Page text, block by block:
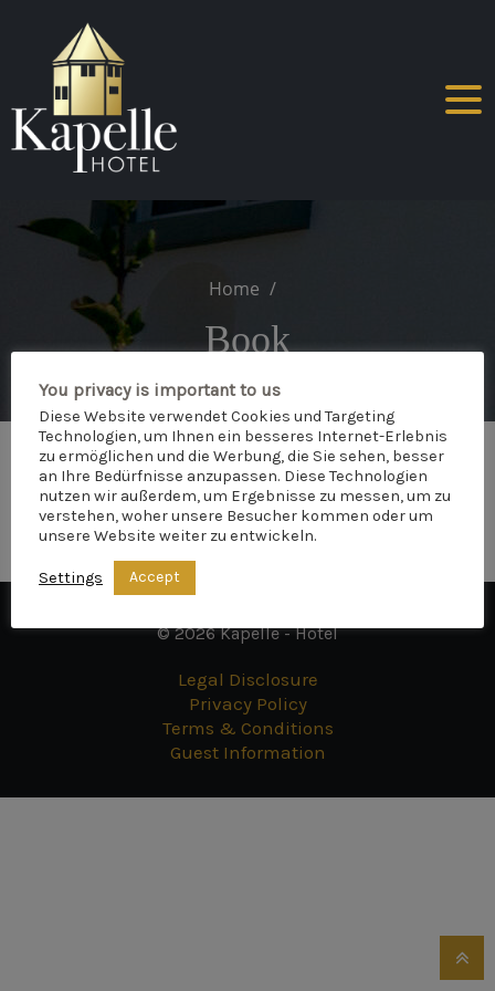
content
Home
Book
© 2026 Kapelle - Hotel
Legal Disclosure
Privacy Policy
Terms & Conditions
Guest Information
You privacy is important to us
Diese Website verwendet Cookies und Targeting
Technologien, um Ihnen ein besseres Internet-Erlebnis
zu ermöglichen und die Werbung, die Sie sehen, besser
an Ihre Bedürfnisse anzupassen. Diese Technologien
nutzen wir außerdem, um Ergebnisse zu messen, um zu
verstehen, woher unsere Besucher kommen oder um
unsere Website weiter zu entwickeln.
Settings Accept